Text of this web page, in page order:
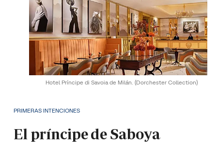
Hotel Príncipe di Savoia de Milán. (Dorchester Collection)
PRIMERAS INTENCIONES
El príncipe de Saboya